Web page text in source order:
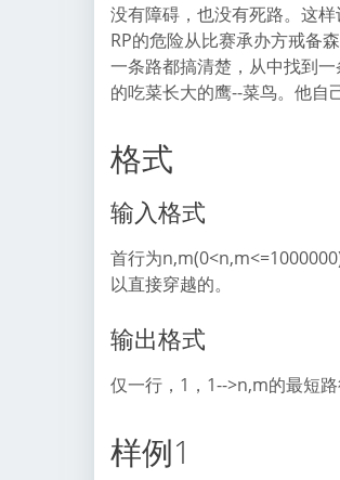
没有障碍，也没有死路。这
RP的危险从比赛承办方戒备
一条路都搞清楚，从中找到
的吃菜长大的鹰--菜鸟。他自
格式
输入格式
首行为
以直接穿越的。
输出格式
仅一行，1，1-->n,m的最短
样例1